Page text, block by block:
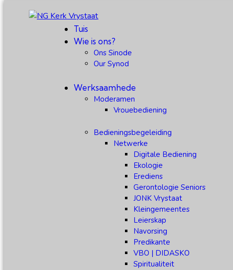
Tuis
Wie is ons?
Ons Sinode
Our Synod
Werksaamhede
Moderamen
Vrouebediening
Bedieningsbegeleiding
Netwerke
Digitale Bediening
Ekologie
Erediens
Gerontologie Seniors
JONK Vrystaat
Kleingemeentes
Leierskap
Navorsing
Predikante
VBO | DIDASKO
Spiritualiteit